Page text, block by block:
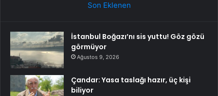
Son Eklenen
İstanbul Boğazı’nı sis yuttu! Göz gözü
görmüyor
Ağustos 9, 2026
Çandar: Yasa taslağı hazır, üç kişi
biliyor